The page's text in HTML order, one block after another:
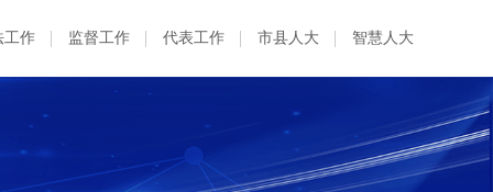
工作 监督工作 代表工作 市县人大 智慧人大